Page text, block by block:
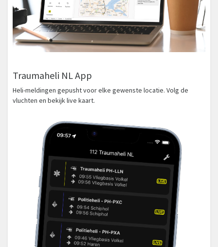
Traumaheli NL App
Heli-meldingen gepusht voor elke gewenste locatie. Volg de
vluchten en bekijk live kaart.